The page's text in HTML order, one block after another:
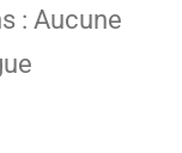
: Aucune